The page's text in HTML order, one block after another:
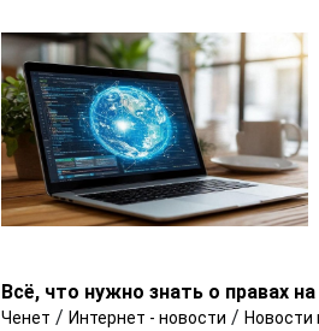
Всё, что нужно знать о правах
Ченет / Интернет - новости / Новости